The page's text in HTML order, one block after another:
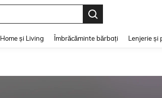
Home și Living Îmbrăcăminte bărbați Lenjerie și